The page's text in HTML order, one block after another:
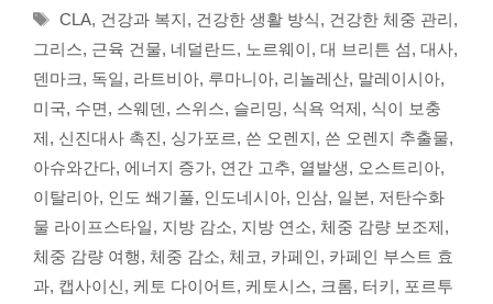
Tags
CLA, 건강과 복지, 건강한 생활 방식, 건강한 체중 관리,
그리스, 근육 건물, 네덜란드, 노르웨이, 대 브리튼 섬, 대사,
덴마크, 독일, 라트비아, 루마니아, 리놀레산, 말레이시아,
미국, 수면, 스웨덴, 스위스, 슬리밍, 식욕 억제, 식이 보충
제, 신진대사 촉진, 싱가포르, 쓴 오렌지, 쓴 오렌지 추출물,
아슈와간다, 에너지 증가, 연간 고추, 열발생, 오스트리아,
이탈리아, 인도 쐐기풀, 인도네시아, 인삼, 일본, 저탄수화
물 라이프스타일, 지방 감소, 지방 연소, 체중 감량 보조제,
체중 감량 여행, 체중 감소, 체코, 카페인, 카페인 부스트 효
과, 캡사이신, 케토 다이어트, 케토시스, 크롬, 터키, 포르투